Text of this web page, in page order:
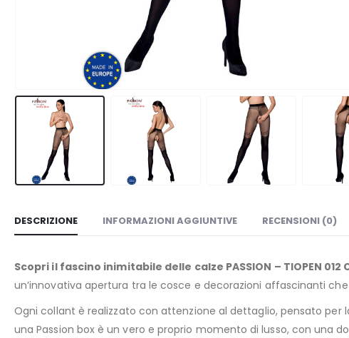
DESCRIZIONE INFORMAZIONI AGGIUNTIVE RECENSIONI (0)
Scopri il fascino inimitabile delle calze PASSION – TIOPEN 012
un’innovativa apertura tra le cosce e decorazioni affascinanti
Ogni collant è realizzato con attenzione al dettaglio, pensato per
una Passion box è un vero e proprio momento di lusso, con una